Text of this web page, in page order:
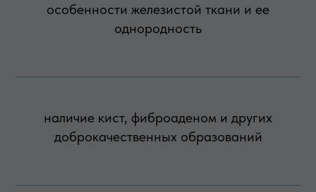
особенности железистой ткани и ее
однородность
наличие кист, фиброаденом и других
доброкачественных образований